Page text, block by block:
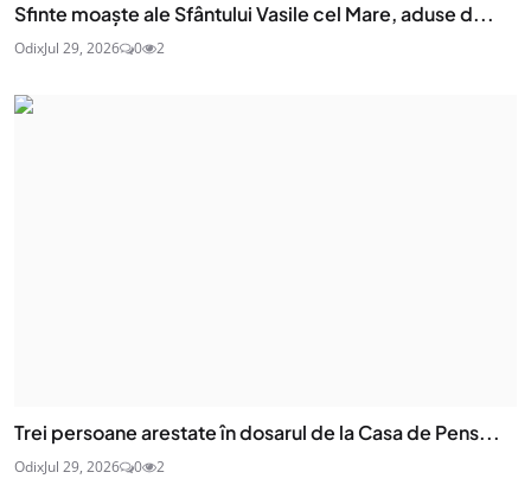
Sfinte moaşte ale Sfântului Vasile cel Mare, aduse d...
OdixJul 29, 2026 0 2
Trei persoane arestate în dosarul de la Casa de Pens...
OdixJul 29, 2026 0 2